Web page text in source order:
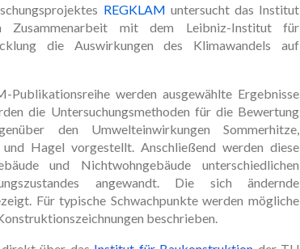
REGKLAM untersucht das Institut
Zusammenarbeit mit dem Leibniz-Institut für
die Auswirkungen des Klimawandels auf
werden ausgewählte Ergebnisse
die Untersuchungsmethoden für die Bewertung
den Umwelteinwirkungen Sommerhitze,
Hagel vorgestellt. Anschließend werden diese
und Nichtwohngebäude unterschiedlichen
angewandt. Die sich ändernde
Für typische Schwachpunkte werden mögliche
beschrieben.